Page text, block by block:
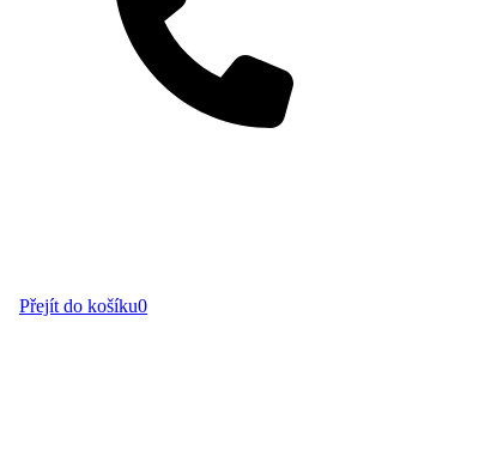
Přejít do košíku0